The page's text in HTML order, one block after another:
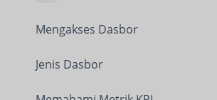
Mengakses Dasbor
Jenis Dasbor